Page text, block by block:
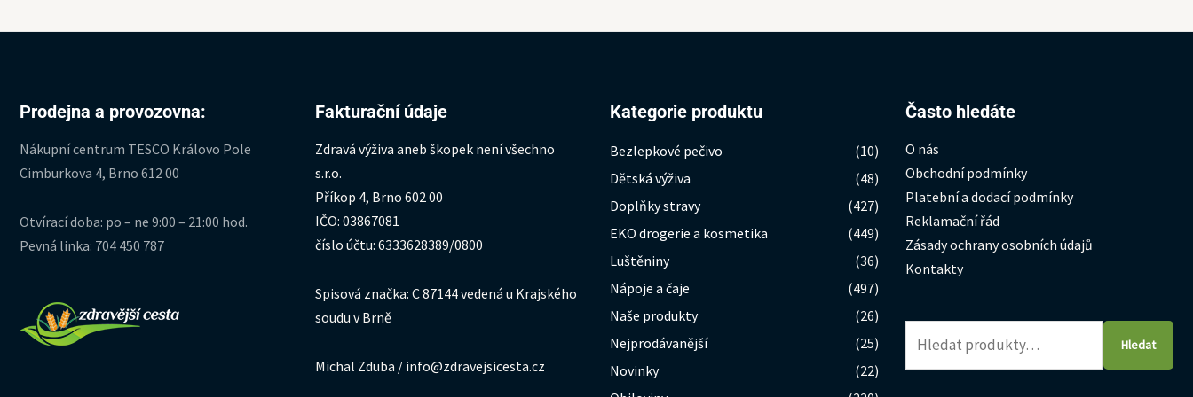
Prodejna a provozovna:
Nákupní centrum TESCO Královo Pole
Cimburkova 4, Brno 612 00
Otvírací doba: po – ne 9:00 – 21:00 hod.
Pevná linka: 704 450 787
Fakturační údaje
Zdravá výživa aneb škopek není všechno
s.r.o.
Příkop 4, Brno 602 00
IČO: 03867081
číslo účtu: 6333628389/0800
Spisová značka: C 87144 vedená u Krajského
soudu v Brně
Michal Zduba / info@zdravejsicesta.cz
Kategorie produktu
Bezlepkové pečivo
(10)
Dětská výživa
(48)
Doplňky stravy
(427)
EKO drogerie a kosmetika
(449)
Luštěniny
(36)
Nápoje a čaje
(497)
Naše produkty
(26)
Nejprodávanější
(25)
Novinky
(22)
Často hledáte
O nás
Obchodní podmínky
Platební a dodací podmínky
Reklamační řád
Zásady ochrany osobních údajů
Kontakty
Hledat:
Hledat